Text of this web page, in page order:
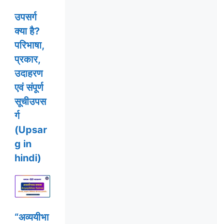
उपसर्ग
क्या है?
परिभाषा,
प्रकार,
उदाहरण
एवं संपूर्ण
सूचीउपस
र्ग
(Upsar
g in
hindi)
“अव्ययीभा